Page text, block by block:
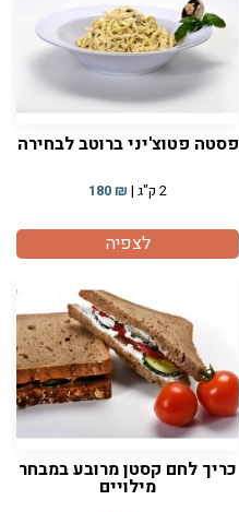
פסטה פטוצ'יני ברוטב לבחירה
2 ק"ג | ₪
180
לצפיה
כריך לחם קסטן מרובע במבחר
מילויים